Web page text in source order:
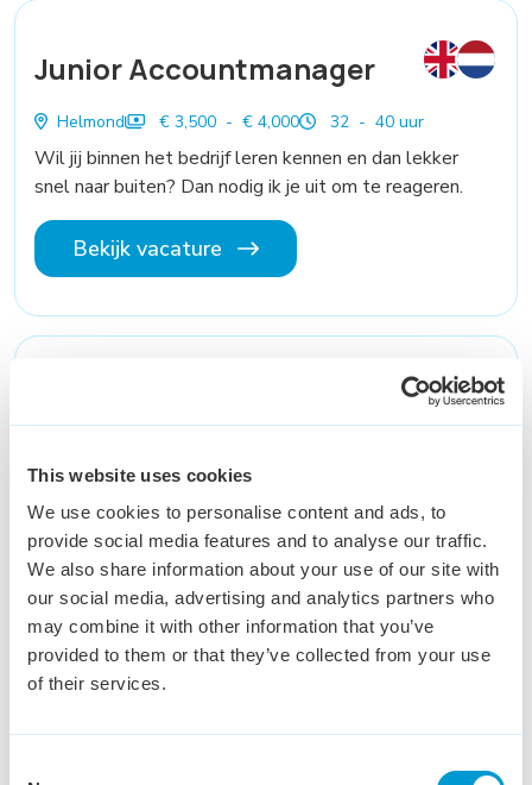
This website uses cookies
We use cookies to personalise content and ads, to
provide social media features and to analyse our traffic.
We also share information about your use of our site with
our social media, advertising and analytics partners who
may combine it with other information that you’ve
provided to them or that they’ve collected from your use
of their services.
Junior Accountmanager
Helmond € 3,500 - € 4,000 32 - 40 uur
Wil jij binnen het bedrijf leren kennen en dan lekker
snel naar buiten? Dan nodig ik je uit om te reageren.
Bekijk vacature
medewerker (28-32 uur)
€ 3,100 - € 3,600
Heb jij oog voor detail en hart voor financiën? Onze
klant zoekt een financieel administratief medewerker
die zorgt voor grip op cijfers en kwaliteit. Een
afwisselende functie binnen een ambitieuze organisatie
waar jouw werk écht telt.
Bekijk vacature